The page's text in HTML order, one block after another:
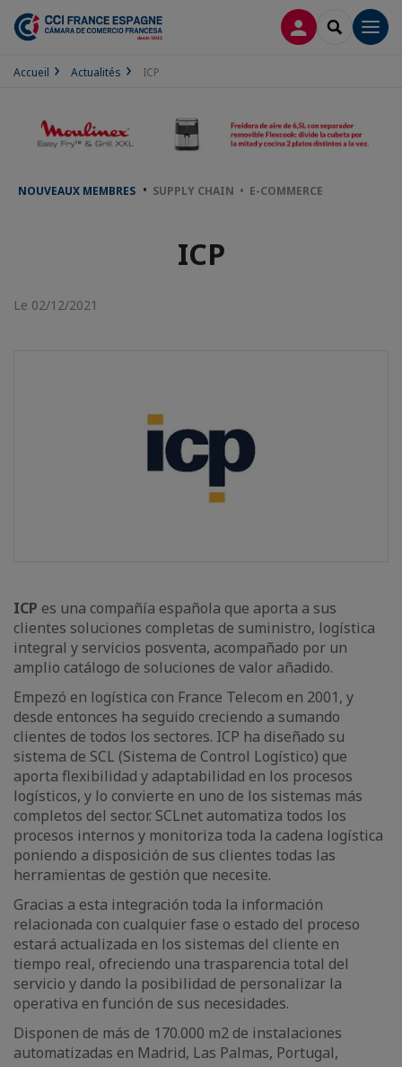
CONNEXION
Accueil Actualités ICP
NOUVEAUX MEMBRES SUPPLY CHAIN • E-COMMERCE
ICP
Le 02/12/2021
ICP es una compañía española que aporta a sus
clientes soluciones completas de suministro, logística
integral y servicios posventa, acompañado por un
amplio catálogo de soluciones de valor añadido.
Empezó en logística con France Telecom en 2001, y
desde entonces ha seguido creciendo a sumando
clientes de todos los sectores. ICP ha diseñado su
sistema de SCL (Sistema de Control Logístico) que
aporta flexibilidad y adaptabilidad en los procesos
logísticos, y lo convierte en uno de los sistemas más
completos del sector. SCLnet automatiza todos los
procesos internos y monitoriza toda la cadena logística
poniendo a disposición de sus clientes todas las
herramientas de gestión que necesite.
Gracias a esta integración toda la información
relacionada con cualquier fase o estado del proceso
estará actualizada en los sistemas del cliente en
tiempo real, ofreciendo una trasparencia total del
servicio y dando la posibilidad de personalizar la
operativa en función de sus necesidades.
Disponen de más de 170.000 m2 de instalaciones
automatizadas en Madrid, Las Palmas, Portugal,